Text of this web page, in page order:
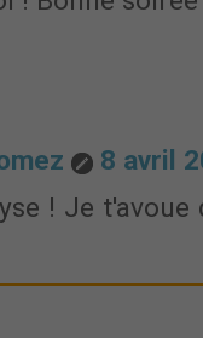
8 avril
! Je